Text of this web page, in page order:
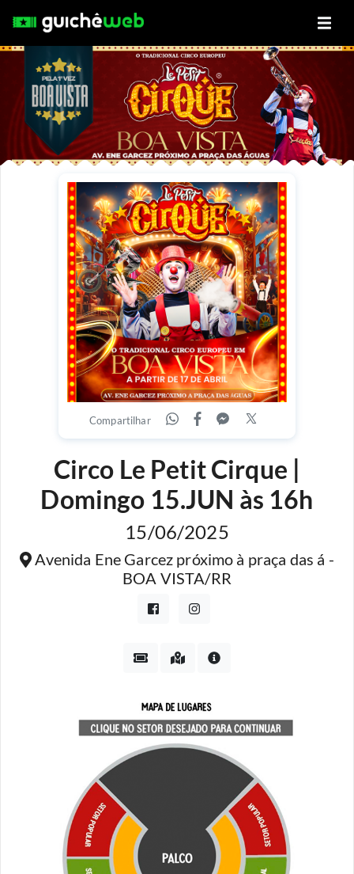
Compartilhar
Circo Le Petit Cirque |
Domingo 15.JUN às 16h
15/06/2025
Avenida Ene Garcez próximo à praça das á -
BOA VISTA/RR